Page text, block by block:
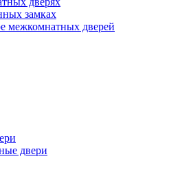
замках
межкомнатных дверей
двери